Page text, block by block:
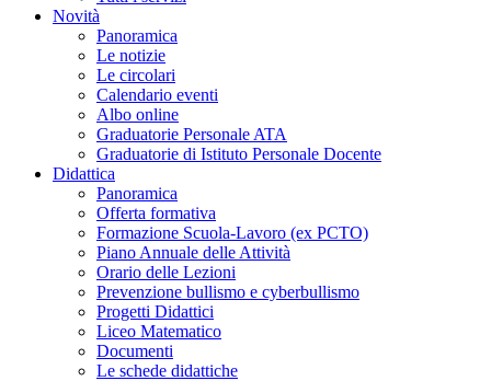
Novità
Panoramica
Le notizie
Le circolari
Calendario eventi
Albo online
Graduatorie Personale ATA
Graduatorie di Istituto Personale Docente
Didattica
Panoramica
Offerta formativa
Formazione Scuola-Lavoro (ex PCTO)
Piano Annuale delle Attività
Orario delle Lezioni
Prevenzione bullismo e cyberbullismo
Progetti Didattici
Liceo Matematico
Documenti
Le schede didattiche